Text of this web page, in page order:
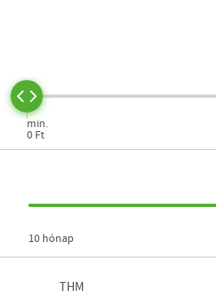
min.
0 Ft
10 hónap
THM